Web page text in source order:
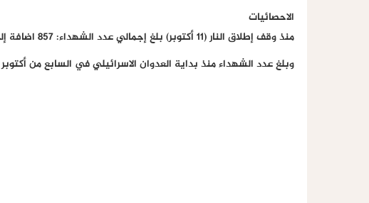
الاحصائيات
منذ وقف إطلاق النار (11 أكتوبر) بلغ إجمالي عدد الشهداء: 857 اضافة إلى 2486 مصابا وإجمالي حالات الانتشال: 771 شهيدا.
وبلغ عدد الشهداء منذ بداية العدوان الاسرائيلي في السابع من أكتوبر 2023: 72744 شهيدا و172588 مصابا.